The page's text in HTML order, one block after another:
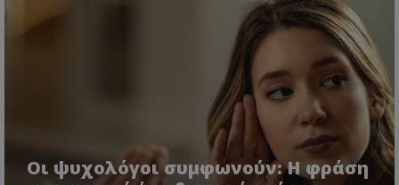
Οι ψυχολόγοι συμφωνούν: Η φράση